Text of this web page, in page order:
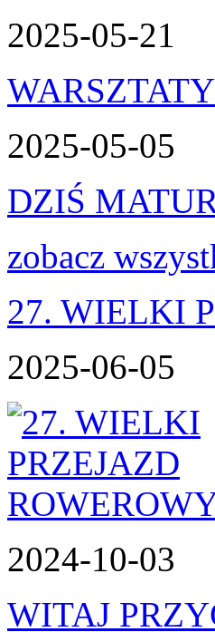
2025-05-21
2025-05-05
DZIŚ
zobacz
27. WIELKI
2025-06-05
2024-10-03
WITAJ